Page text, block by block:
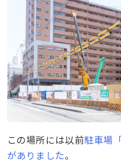
この場所には以前駐車場
がありました。